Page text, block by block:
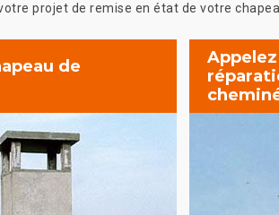
projet de remise en état de votre
de